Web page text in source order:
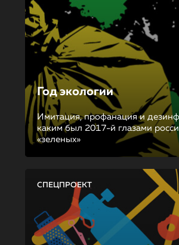
Год экологии
Имитация, профанация и
каким был 2017-й глазами
«зеленых»
СПЕЦПРОЕКТ